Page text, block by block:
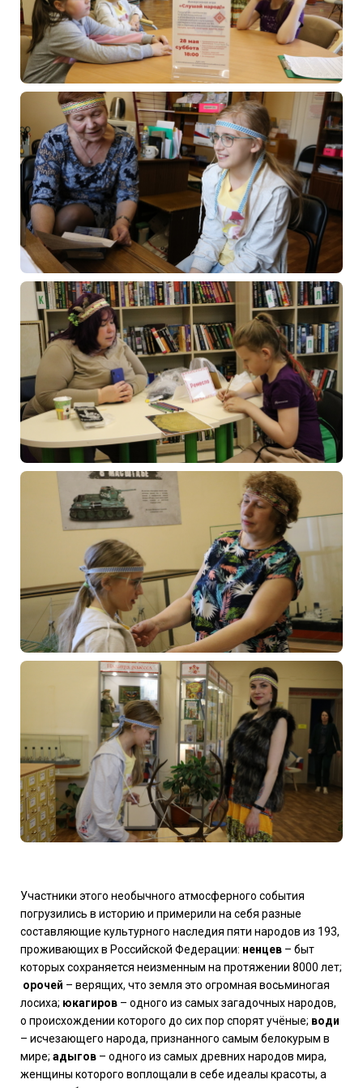
Участники этого необычного атмосферного события
погрузились в историю и примерили на себя разные
составляющие культурного наследия пяти народов из 193,
проживающих в Российской Федерации: ненцев – быт
которых сохраняется неизменным на протяжении 8000 лет;
орочей – верящих, что земля это огромная восьминогая
лосиха; юкагиров – одного из самых загадочных народов,
о происхождении которого до сих пор спорят учёные; води
– исчезающего народа, признанного самым белокурым в
мире; адыгов – одного из самых древних народов мира,
женщины которого воплощали в себе идеалы красоты, а